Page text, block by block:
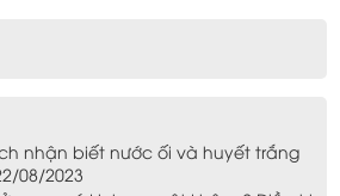
nhận biết nước ối và huyết trắng
08/2023